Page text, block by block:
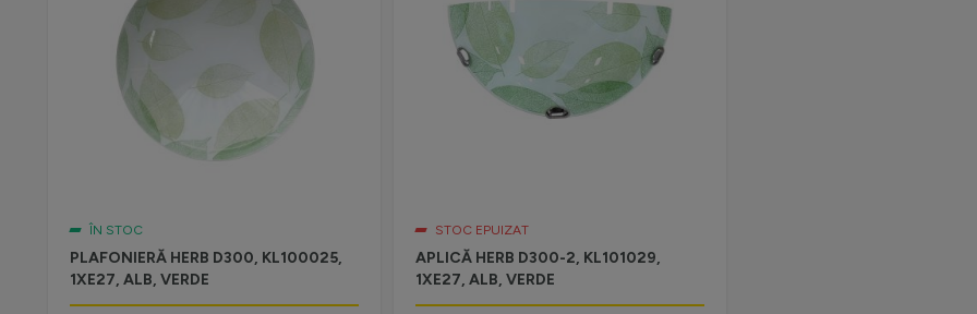
ÎN STOC
PLAFONIERĂ HERB D300, KL100025,
1XE27, ALB, VERDE
STOC EPUIZAT
APLICĂ HERB D300-2, KL101029,
1XE27, ALB, VERDE